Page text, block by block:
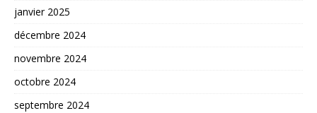
janvier 2025
décembre 2024
novembre 2024
octobre 2024
septembre 2024